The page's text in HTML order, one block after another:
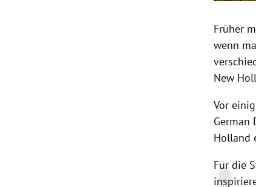
Früher
wenn
New
Vor
German
Holland
Für die